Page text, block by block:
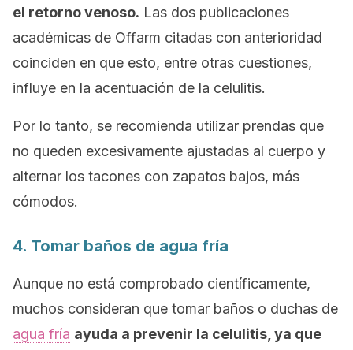
el retorno venoso. Las dos publicaciones
académicas de Offarm citadas con anterioridad
coinciden en que esto, entre otras cuestiones,
influye en la acentuación de la celulitis.
Por lo tanto, se recomienda utilizar prendas que
no queden excesivamente ajustadas al cuerpo y
alternar los tacones con zapatos bajos, más
cómodos.
4. Tomar baños de agua fría
Aunque no está comprobado científicamente,
muchos consideran que tomar baños o duchas de
agua fría ayuda a prevenir la celulitis, ya que